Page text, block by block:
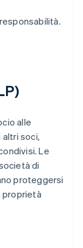
alle
soci,
Le
di
proteggersi
proprietà